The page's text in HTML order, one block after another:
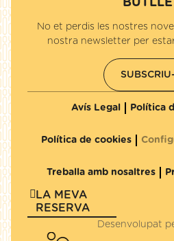
No et perdis les nostres
nostra newsletter per
Avís Legal Política
Política de cookies
Treballa amb nosaltres
LA MEVA
RESERVA
Desenvolupat